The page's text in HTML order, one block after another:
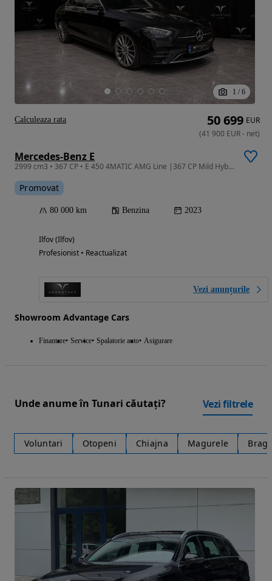
1 / 6
Mercedes-Benz E
2999 cm3 • 367 CP • E 450 4MATIC AMG Line |367 CP Mild Hybrid| Panoramic| Burmester | 360
Promovat
80 000 km Benzina 2023
Ilfov (Ilfov)
Profesionist • Reactualizat
Vezi anunțurile
Showroom Advantage Cars
Finantare Service Spalatorie auto Asigurare
50 699 EUR
(41 900 EUR- net)
Calculeaza rata
Unde anume în Tunari căutați? Vezi filtrele
Voluntari Otopeni Chiajna Magurele